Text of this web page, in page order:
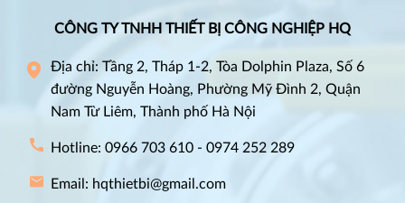
CÔNG TY TNHH THIẾT BỊ CÔNG NGHIỆP HQ
Địa chỉ: Tầng 2, Tháp 1-2, Tòa Dolphin Plaza, Số 6
đường Nguyễn Hoàng, Phường Mỹ Đình 2, Quận
Nam Từ Liêm, Thành phố Hà Nội
Hotline: 0966 703 610 - 0974 252 289
Email: hqthietbi@gmail.com